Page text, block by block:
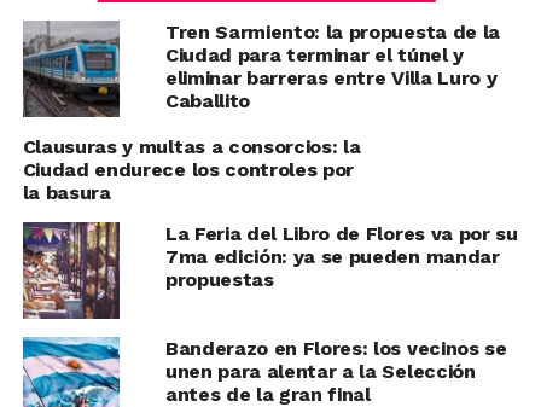
Tren Sarmiento: la propuesta de la
Ciudad para terminar el túnel y
eliminar barreras entre Villa Luro y
Caballito
Clausuras y multas a consorcios: la
Ciudad endurece los controles por
la basura
La Feria del Libro de Flores va por su
7ma edición: ya se pueden mandar
propuestas
Banderazo en Flores: los vecinos se
unen para alentar a la Selección
antes de la gran final